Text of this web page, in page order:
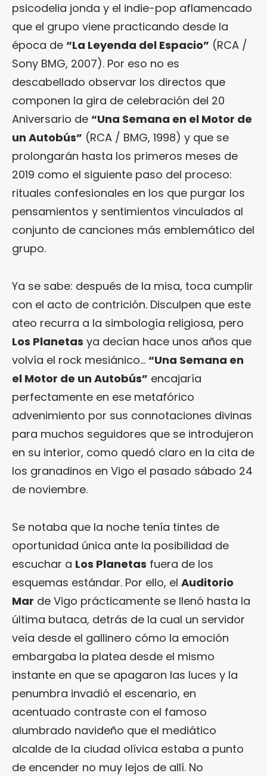
psicodelia jonda y el indie-pop aflamencado
que el grupo viene practicando desde la
época de “La Leyenda del Espacio” (RCA /
Sony BMG, 2007). Por eso no es
descabellado observar los directos que
componen la gira de celebración del 20
Aniversario de “Una Semana en el Motor de
un Autobús” (RCA / BMG, 1998) y que se
prolongarán hasta los primeros meses de
2019 como el siguiente paso del proceso:
rituales confesionales en los que purgar los
pensamientos y sentimientos vinculados al
conjunto de canciones más emblemático del
grupo.
Ya se sabe: después de la misa, toca cumplir
con el acto de contrición. Disculpen que este
ateo recurra a la simbología religiosa, pero
Los Planetas ya decían hace unos años que
volvía el rock mesiánico… “Una Semana en
el Motor de un Autobús” encajaría
perfectamente en ese metafórico
advenimiento por sus connotaciones divinas
para muchos seguidores que se introdujeron
en su interior, como quedó claro en la cita de
los granadinos en Vigo el pasado sábado 24
de noviembre.
Se notaba que la noche tenía tintes de
oportunidad única ante la posibilidad de
escuchar a Los Planetas fuera de los
esquemas estándar. Por ello, el Auditorio
Mar de Vigo prácticamente se llenó hasta la
última butaca, detrás de la cual un servidor
veía desde el gallinero cómo la emoción
embargaba la platea desde el mismo
instante en que se apagaron las luces y la
penumbra invadió el escenario, en
acentuado contraste con el famoso
alumbrado navideño que el mediático
alcalde de la ciudad olívica estaba a punto
de encender no muy lejos de allí. No